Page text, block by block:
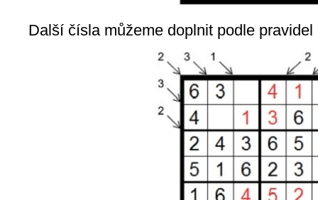
Další čísla můžeme doplnit podle